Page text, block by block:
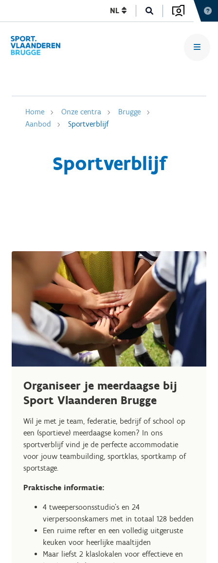
NL
Home Onze centra
Brugge
Aanbod
Sportverblijf
Sportverblijf
Organiseer je meerdaagse bij
Sport Vlaanderen Brugge
Wil je met je team, federatie, bedrijf of school op
een (sportieve) meerdaagse komen? In ons
sportverblijf vind je de perfecte accommodatie
voor jouw teambuilding, sportklas, sportkamp of
sportstage.
Praktische informatie:
4 tweepersoonsstudio's en 24
vierpersoonskamers met in totaal 128 bedden
Een ruime refter en een volledig uitgeruste
keuken voor heerlijke maaltijden
Maar liefst 2 klaslokalen voor effectieve en